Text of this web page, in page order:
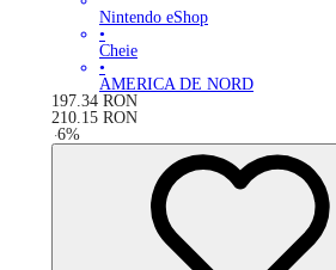
Nintendo eShop
•
Cheie
•
AMERICA DE NORD
197.34 RON
210.15 RON
-6%